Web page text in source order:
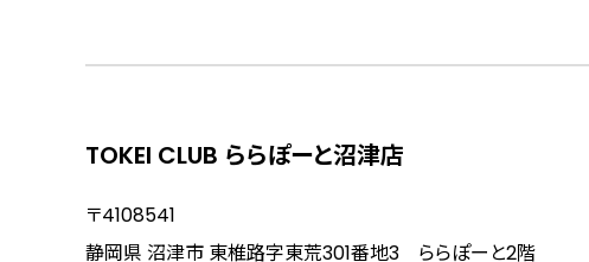
TOKEI CLUB ららぽーと沼津店
〒4108541
静岡県 沼津市 東椎路字東荒301番地3 ららぽーと2階